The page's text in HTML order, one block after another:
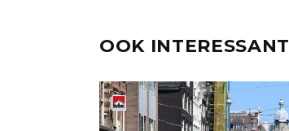
OOK INTERESSANT